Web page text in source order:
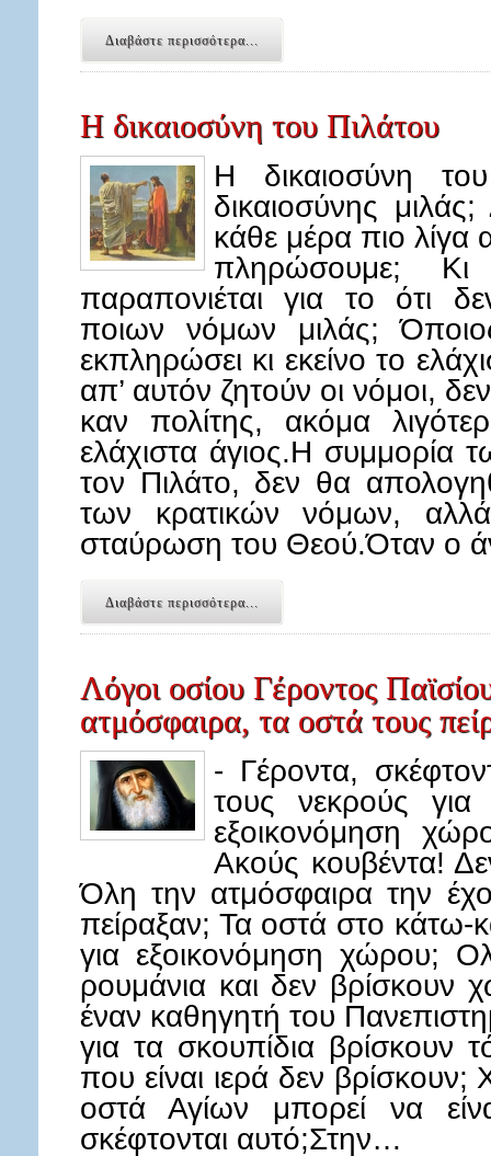
Διαβάστε περισσότερα...
Η δικαιοσύνη του Πιλάτου
Η δικαιοσύνη
δικαιοσύνης
κάθε μέρα πιο λίγα
πληρώσουμε;
παραπονιέται για το ότι
ποιων νόμων μιλάς;
εκπληρώσει κι εκείνο το
απ’ αυτόν ζητούν οι νόμοι,
καν πολίτης, ακόμα
ελάχιστα άγιος.Η συμμορία
τον Πιλάτο, δεν θα
των κρατικών νόμων,
σταύρωση του Θεού.Όταν ο
Διαβάστε περισσότερα...
Λόγοι οσίου Γέροντος
ατμόσφαιρα, τα οστά τους
- Γέροντα,
τους νεκρούς για
εξοικονόμηση
Ακούς κουβέντα!
Όλη την ατμόσφαιρα την
πείραξαν; Τα οστά στο κάτω-
για εξοικονόμηση χώρου;
ρουμάνια και δεν
έναν καθηγητή του
για τα σκουπίδια βρίσκουν
που είναι ιερά δεν
οστά Αγίων μπορεί να
σκέφτονται αυτό;Στην…